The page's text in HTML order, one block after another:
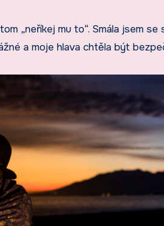
„neříkej mu to“. Smála jsem
a moje hlava chtěla být